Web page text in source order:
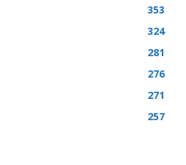
353
324
281
276
271
257